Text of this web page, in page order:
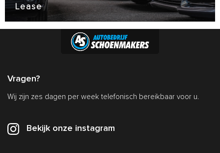
Lease
Vragen?
Wij zijn zes dagen per week telefonisch bereikbaar voor u.
Bekijk onze instagram